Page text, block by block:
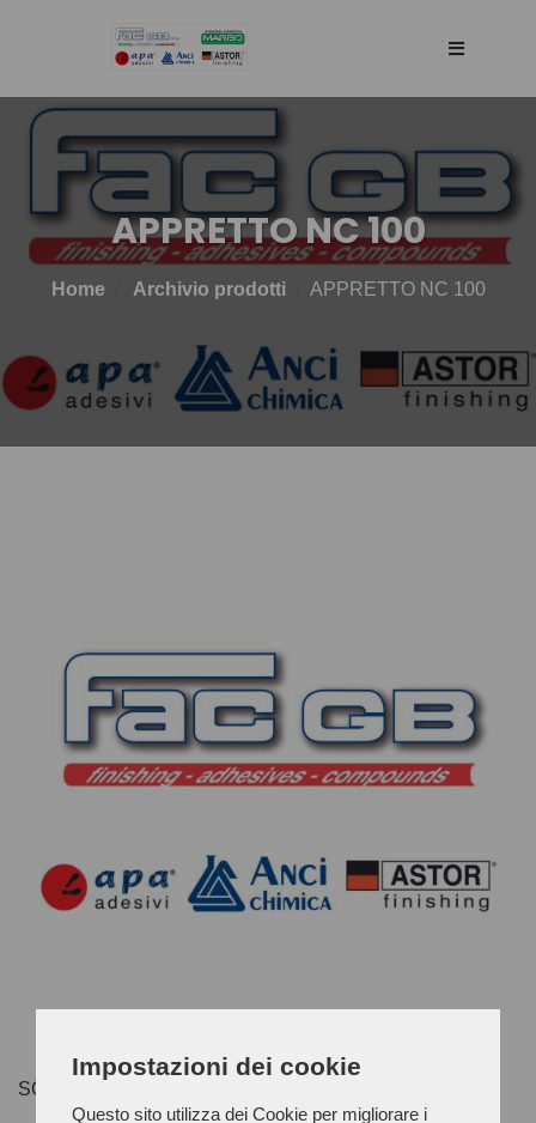
Impostazioni dei cookie
Questo sito utilizza dei Cookie per migliorare i
HOME
AGENCY
SELLING WEB
TECHNOLOGY
PRODOTTI
APPRETTO NC 100
Home Archivio prodotti APPRETTO NC 100
SOLVENT BASED IMPREGNANT SOLUTION